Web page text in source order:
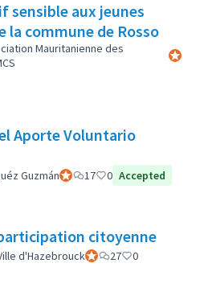
sensible aux jeunes
la commune de Rosso
Mauritanienne des
Aporte Voluntario
GuzmánParticipant officiel
17 0 Accepted
citoyenne
d'HazebrouckParticipant officiel
27 0